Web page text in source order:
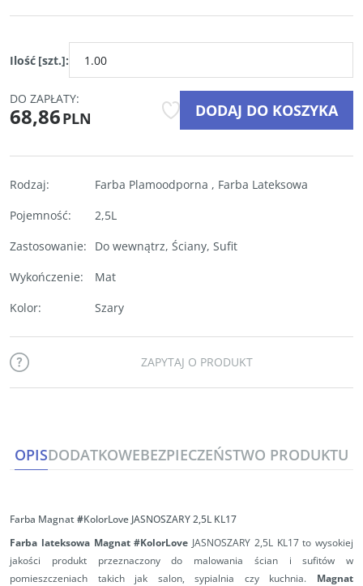
Ilość [szt.]:
DO ZAPŁATY:
68,86PLN DODAJ DO KOSZYKA
Rodzaj: Farba Plamoodporna , Farba Lateksowa
Pojemność:
2,5L
Zastosowanie: Do wewnątrz, Ściany, Sufit
Wykończenie:
Mat
Kolor: Szary
ZAPYTAJ O PRODUKT
OPISDODATKOWEBEZPIECZEŃSTWO PRODUKTU
Farba Magnat#KolorLove JASNOSZARY 2,5L KL17
Farba lateksowa Magnat #KolorLove JASNOSZARY 2,5L KL17 to wysokiej
jakości produkt przeznaczony do malowania ścian i sufitów w
pomieszczeniach takich jak salon, sypialnia czy kuchnia. Magnat